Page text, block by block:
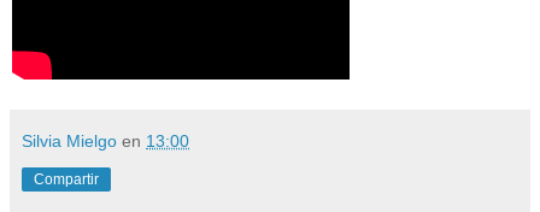
Silvia Mielgo en 13:00
Compartir